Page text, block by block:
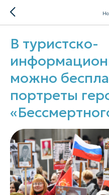
В туристско-
можно
портреты